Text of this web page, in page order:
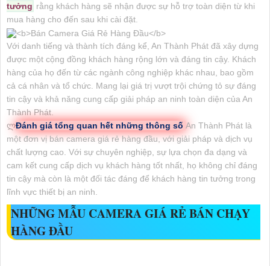
tưởng rằng khách hàng sẽ nhận được sự hỗ trợ toàn diện từ khi
mua hàng cho đến sau khi cài đặt.
Với danh tiếng và thành tích đáng kể, An Thành Phát đã xây dựng
được một cộng đồng khách hàng rộng lớn và đáng tin cậy. Khách
hàng của họ đến từ các ngành công nghiệp khác nhau, bao gồm
cả cá nhân và tổ chức. Mang lại giá trị vượt trội chứng tỏ sự đáng
tin cậy và khả năng cung cấp giải pháp an ninh toàn diện của An
Thành Phát.
ლĐánh giá tổng quan hết những thông số An Thành Phát là
một đơn vị bán camera giá rẻ hàng đầu, với giải pháp và dịch vụ
chất lượng cao. Với sự chuyên nghiệp, sự lựa chọn đa dạng và
cam kết cung cấp dịch vụ khách hàng tốt nhất, họ không chỉ đáng
tin cậy mà còn là một đối tác đáng để khách hàng tin tưởng trong
lĩnh vực thiết bị an ninh.
NHỮNG MẪU CAMERA GIÁ RẺ BÁN CHẠY
HÀNG ĐẦU